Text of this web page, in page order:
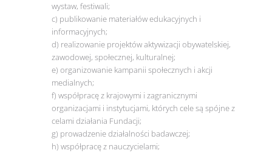
wystaw, festiwali;
c) publikowanie materiałów edukacyjnych i
informacyjnych;
d) realizowanie projektów aktywizacji obywatelskiej,
zawodowej, społecznej, kulturalnej;
e) organizowanie kampanii społecznych i akcji
medialnych;
f) współpracę z krajowymi i zagranicznymi
organizacjami i instytucjami, których cele są spójne z
celami działania Fundacji;
g) prowadzenie działalności badawczej;
h) współpracę z nauczycielami;